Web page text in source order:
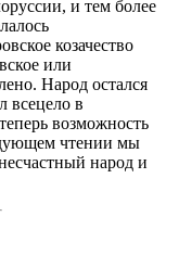
и тем более
козачество
или
Народ остался
всецело в
возможность
чтении мы
народ и